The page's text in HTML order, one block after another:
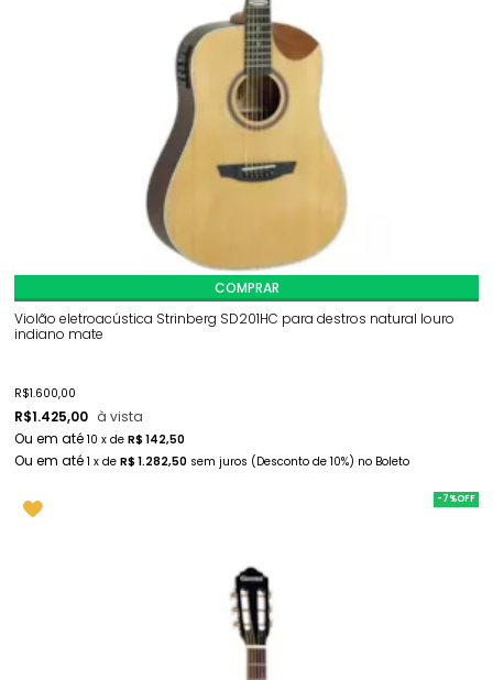
Violão eletroacústica Strinberg SD201HC para destros natural louro
indiano mate
R$1.600,00
R$1.425,00 à vista
10 x de R$ 142,50
1 x de R$ 1.282,50 sem juros (Desconto de 10%) no Boleto
COMPRAR
-7%